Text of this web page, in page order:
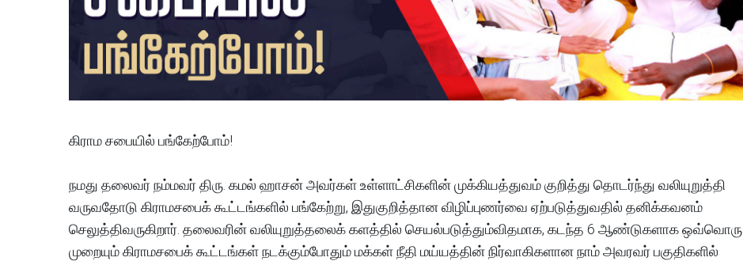
கிராம சபையில் பங்கேற்போம்!
நமது தலைவர் நம்மவர் திரு. கமல் ஹாசன் அவர்கள் உள்ளாட்சிகளின் முக்கியத்துவம் குறித்து தொடர்ந்து வலியுறுத்தி
வருவதோடு கிராமசபைக் கூட்டங்களில் பங்கேற்று, இதுகுறித்தான விழிப்புணர்வை ஏற்படுத்துவதில் தனிக்கவனம்
செலுத்திவருகிறார். தலைவரின் வலியுறுத்தலைக் களத்தில் செயல்படுத்தும்விதமாக, கடந்த 6 ஆண்டுகளாக ஒவ்வொரு
முறையும் கிராமசபைக் கூட்டங்கள் நடக்கும்போதும் மக்கள் நீதி மய்யத்தின் நிர்வாகிகளான நாம் அவரவர் பகுதிகளில்